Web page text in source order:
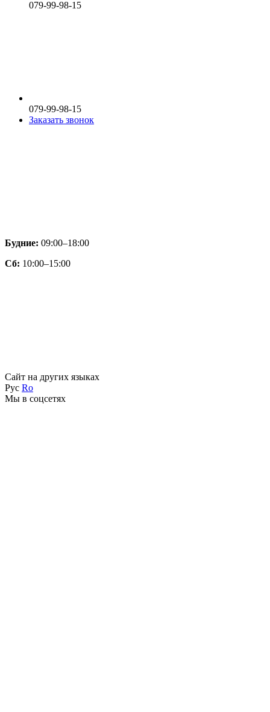
079-99-98-15
079-99-98-15
Заказать звонок
Будние: 09:00–18:00
Сб: 10:00–15:00
Сайт на других языках
Рус Ro
Мы в соцсетях